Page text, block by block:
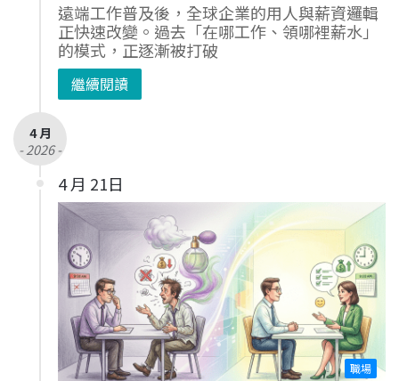
遠端工作普及後，全球企業的用人與薪資邏輯
正快速改變。過去「在哪工作、領哪裡薪水」
的模式，正逐漸被打破
繼續閱讀
4 月
- 2026 -
4 月 21日
職場